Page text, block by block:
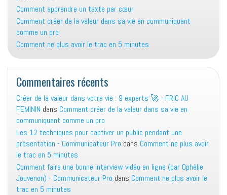
Comment apprendre un texte par cœur
Comment créer de la valeur dans sa vie en communiquant
comme un pro
Comment ne plus avoir le trac en 5 minutes
Commentaires récents
Créer de la valeur dans votre vie : 9 experts 🚀 - FRIC AU
FEMININ dans Comment créer de la valeur dans sa vie en
communiquant comme un pro
Les 12 techniques pour captiver un public pendant une
présentation - Communicateur Pro dans Comment ne plus avoir
le trac en 5 minutes
Comment faire une bonne interview vidéo en ligne (par Ophélie
Jouvenon) - Communicateur Pro dans Comment ne plus avoir le
trac en 5 minutes